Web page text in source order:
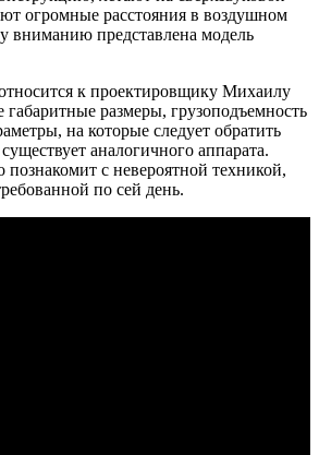
огромные расстояния в воздушном
вниманию представлена модель
к проектировщику Михаилу
размеры, грузоподъемность
на которые следует обратить
аналогичного аппарата.
с невероятной техникой,
по сей день.